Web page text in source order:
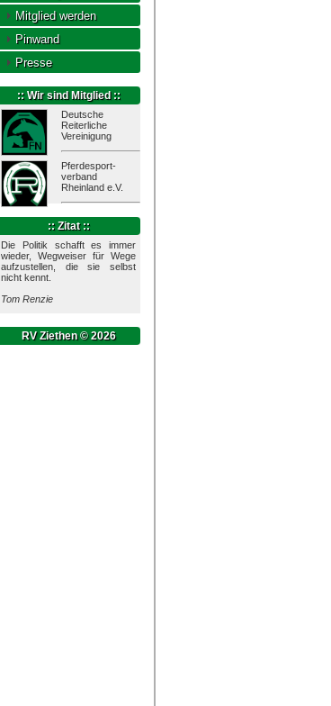
Mitglied werden
Pinwand
Presse
:: Wir sind Mitglied ::
Deutsche
Reiterliche
Vereinigung
Pferdesport-
verband
Rheinland e.V.
:: Zitat ::
Die Politik schafft es immer
wieder, Wegweiser für Wege
aufzustellen, die sie selbst
nicht kennt.
Tom Renzie
RV Ziethen © 2026